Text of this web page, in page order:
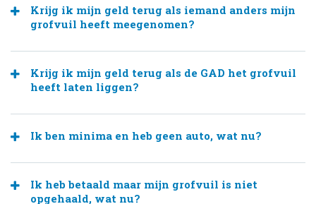
Krijg ik mijn geld terug als iemand anders mijn
grofvuil heeft meegenomen?
Krijg ik mijn geld terug als de GAD het grofvuil
heeft laten liggen?
Ik ben minima en heb geen auto, wat nu?
Ik heb betaald maar mijn grofvuil is niet
opgehaald, wat nu?